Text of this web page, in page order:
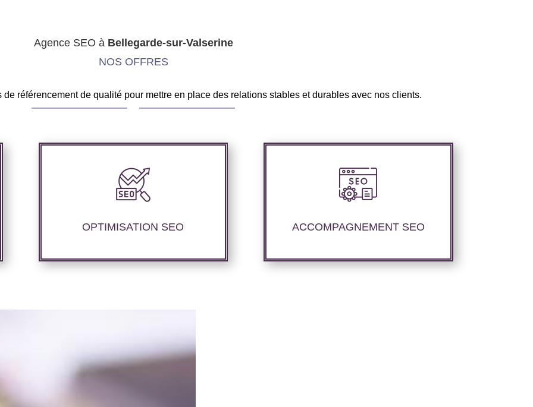
Agence SEO à Bellegarde-sur-Valserine
NOS OFFRES
référencement de qualité pour mettre en place des relations stables et durables avec nos clients.
OPTIMISATION SEO
Nous offrons des services d’optimisation
technique de site web, d’ajustement de
performances de référencement..
ACCOMPAGNEMENT SEO
Nous offrons un suivi et un rapport de
positionnement détaillé pour vous
place.